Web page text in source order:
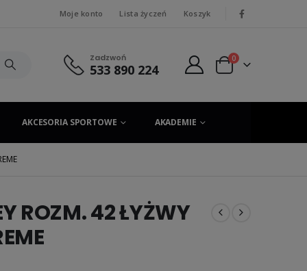
Moje konto Lista życzeń Koszyk
Zadzwoń
533 890 224
0
AKCESORIA SPORTOWE AKADEMIE
ROZM. 42 ŁYŻWY